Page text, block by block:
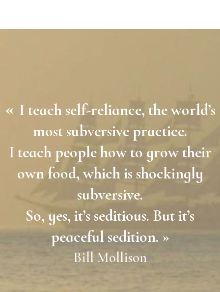
« I teach self-reliance, the world’s
most subversive practice.
I teach people how to grow their
own food, which is shockingly
subversive.
So, yes, it’s seditious. But it’s
peaceful sedition. »
Bill Mollison